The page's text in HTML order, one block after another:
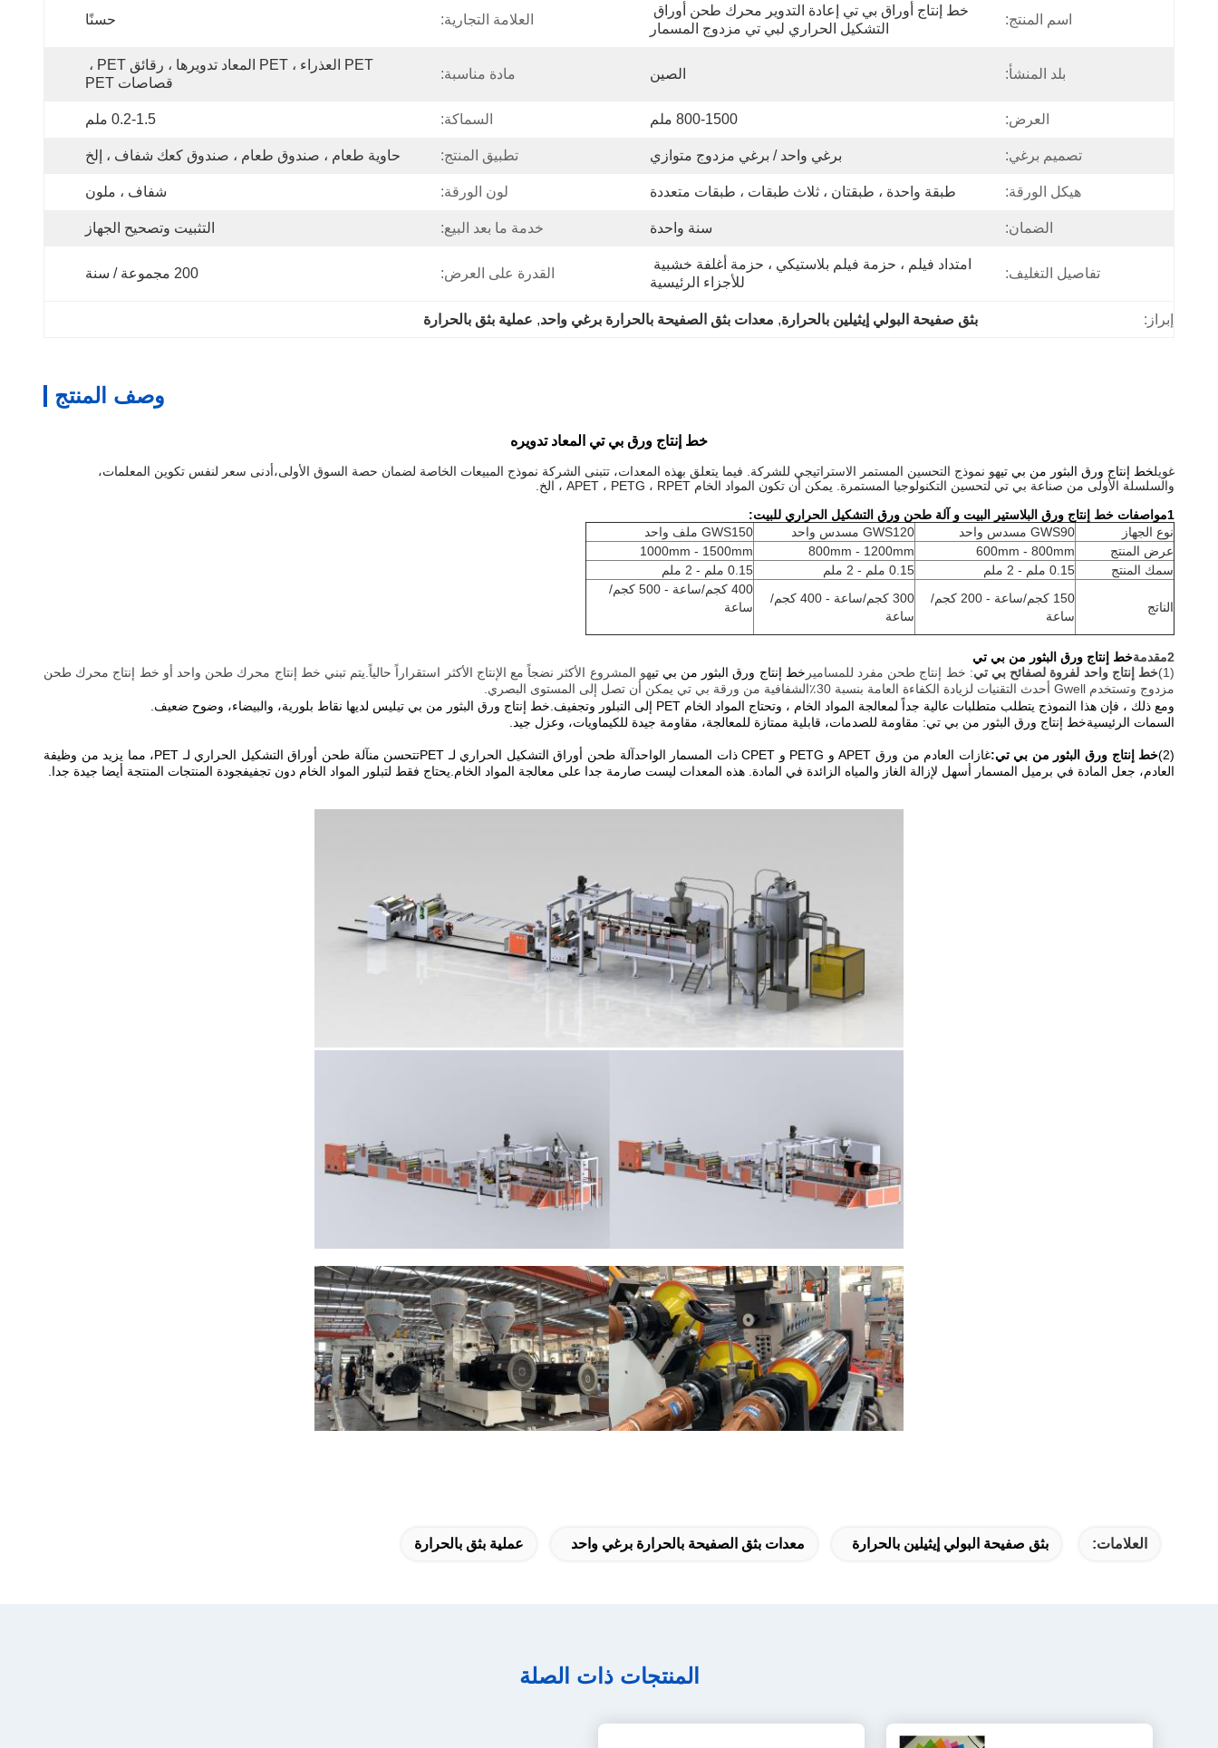
اسم المنتج:
التشكيل الحراري لبي تي مزدوج المسمار
العلامة التجارية: حسنًا
بلد المنشأ: الصين مادة مناسبة:
قصاصات PET
العرض: 800-1500 ملم السماكة: 0.2-1.5 ملم
تصميم برغي: برغي واحد / برغي مزدوج متوازي تطبيق المنتج: حاوية طعام ، صندوق طعام ، صندوق كعك شفاف ، إلخ
هيكل الورقة: طبقة واحدة ، طبقتان ، ثلاث طبقات ، طبقات متعددة لون الورقة: شفاف ، ملون
الضمان: سنة واحدة خدمة ما بعد البيع: التثبيت وتصحيح الجهاز
تفاصيل التغليف:
للأجزاء الرئيسية
القدرة على العرض: 200 مجموعة / سنة
إبراز: بثق صفيحة البولي إيثيلين بالحرارة, معدات بثق الصفيحة بالحرارة برغي واحد, عملية بثق بالحرارة
وصف المنتج
خط إنتاج ورق بي تي المعاد تدويره
غويلخط إنتاج ورق البثور من بي تيهو نموذج التحسين المستمر الاستراتيجي للشركة. فيما يتعلق بهذه المعدات، تتبنى الشركة نموذج المبيعات الخاصة لضمان حصة السوق الأولى،أدنى سعر لنفس تكوين المعلمات،
والسلسلة الأولى من صناعة بي تي لتحسين التكنولوجيا المستمرة. يمكن أن تكون المواد الخام APET ، PETG ، RPET ، الخ.
1مواصفات خط إنتاج ورق البلاستير البيت و آلة طحن ورق التشكيل الحراري للبيت:
نوع الجهاز
GWS90 مسدس واحد GWS120 مسدس واحد
GWS150 ملف واحد
عرض المنتج
600mm - 800mm
800mm - 1200mm
1000mm - 1500mm
سمك المنتج
0.15 ملم - 2 ملم 0.15 ملم - 2 ملم 0.15 ملم - 2 ملم
الناتج
150 كجم/ساعة - 200 كجم/
ساعة
300 كجم/ساعة - 400 كجم/
ساعة
400 كجم/ساعة - 500 كجم/
ساعة
2مقدمة
خط إنتاج ورق البثور من بي تي
(1)
خط إنتاج واحد لفروة لصفائح بي تي: خط إنتاج طحن مفرد للمسامير خط إنتاج ورق البثور من بي تيهو المشروع الأكثر نضجاً مع الإنتاج الأكثر استقراراً حالياً.يتم تبني خط إنتاج محرك طحن واحد أو خط إنتاج محرك طحن
مزدوج وتستخدم Gwell أحدث التقنيات لزيادة الكفاءة العامة بنسبة 30٪الشفافية من ورقة بي تي يمكن أن تصل إلى المستوى البصري.
ومع ذلك ، فإن هذا النموذج يتطلب متطلبات عالية جداً لمعالجة المواد الخام ، وتحتاج المواد الخام PET إلى التبلور وتجفيف.
خط إنتاج ورق البثور من بي تيليس لديها نقاط بلورية، والبيضاء، وضوح ضعيف.
السمات الرئيسيةخط إنتاج ورق البثور من بي تي: مقاومة للصدمات، قابلية ممتازة للمعالجة، مقاومة جيدة للكيماويات، وعزل جيد.
(2) خط إنتاج ورق البثور من بي تي:غازات العادم من ورق APET و PETG و CPET ذات المسمار الواحد آلة طحن أوراق التشكيل الحراري لـ PET تتحسن منآلة طحن أوراق التشكيل الحراري لـ PET
، مما يزيد من وظيفة
العادم، جعل المادة في برميل المسمار أسهل لإزالة الغاز والمياه الزائدة في المادة. هذه المعدات ليست صارمة جدا على معالجة المواد الخام.يحتاج فقط لتبلور المواد الخام دون تجفيفجودة المنتجات المنتجة أيضا جيدة جدا.
العلامات: بثق صفيحة البولي إيثيلين بالحرارة معدات بثق الصفيحة بالحرارة برغي واحد عملية بثق بالحرارة
المنتجات ذات الصلة